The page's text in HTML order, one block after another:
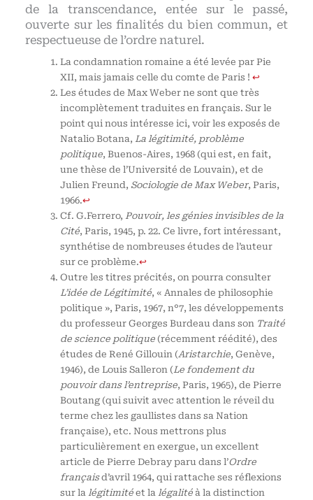
de la transcendance, entée sur le passé,
ouverte sur les finalités du bien commun, et
respectueuse de l’ordre naturel.
La condamnation romaine a été levée par Pie
XII, mais jamais celle du comte de Paris ! ↩
Les études de Max Weber ne sont que très
incomplètement traduites en français. Sur le
point qui nous intéresse ici, voir les exposés de
Natalio Botana, La légitimité, problème
politique, Buenos-Aires, 1968 (qui est, en fait,
une thèse de l’Université de Louvain), et de
Julien Freund, Sociologie de Max Weber, Paris,
1966.↩
Cf. G.Ferrero, Pouvoir, les génies invisibles de la
Cité, Paris, 1945, p. 22. Ce livre, fort intéressant,
synthétise de nombreuses études de l’auteur
sur ce problème.↩
Outre les titres précités, on pourra consulter
L’idée de Légitimité, « Annales de philosophie
politique », Paris, 1967, n°7, les développements
du professeur Georges Burdeau dans son Traité
de science politique(récemment réédité), des
études de René Gillouin (Aristarchie, Genève,
1946), de Louis Salleron (Le fondement du
pouvoir dans l’entreprise, Paris, 1965), de Pierre
Boutang (qui suivit avec attention le réveil du
terme chez les gaullistes dans sa Nation
française), etc. Nous mettrons plus
particulièrement en exergue, un excellent
article de Pierre Debray paru dans l’Ordre
françaisd’avril 1964, qui rattache ses réflexions
sur la légitimitéet la légalitéà la distinction